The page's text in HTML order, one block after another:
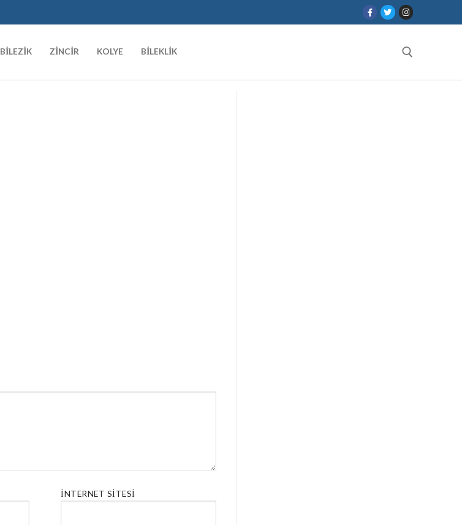
BILEZIK ZINCIR KOLYE BILEKLIK
İNTERNET SITESI